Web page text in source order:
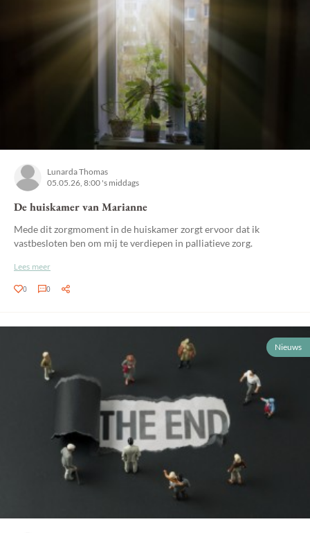
Lunarda Thomas
05.05.26, 8:00 's middags
De huiskamer van Marianne
Mede dit zorgmoment in de huiskamer zorgt ervoor dat ik
vastbesloten ben om mij te verdiepen in palliatieve zorg.
Lees meer
0 0
Nieuws